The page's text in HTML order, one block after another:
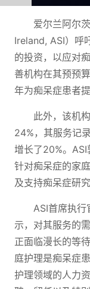
爱尔兰阿尔
Ireland, ASI）呼
的投资，以应对
善机构在其预预
年为痴呆症患者
此外，该机
24%，其服务记
增长了20%。ASI
针对痴呆症的家
及支持痴呆症研
ASI首席执
示，对其服务的
正面临漫长的等
庭护理是痴呆症
护理领域的人力